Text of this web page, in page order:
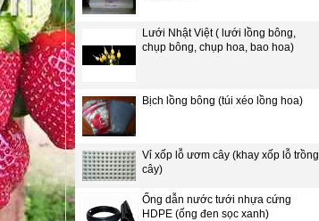
Lưới Nhật Việt ( lưới lồng bông,
chụp bông, chụp hoa, bao hoa)
Bịch lồng bông (túi xéo lồng hoa)
Vỉ xốp lỗ ươm cây (khay xốp lỗ trồng
cây)
Ống dẫn nước tưới nhựa cứng
HDPE (ống đen sọc xanh)